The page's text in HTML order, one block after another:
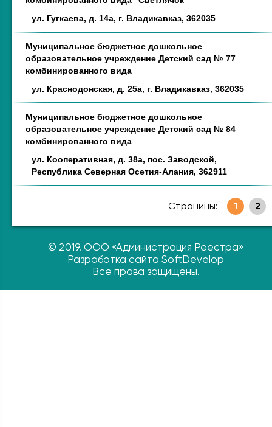
ул. Гугкаева, д. 14а, г. Владикавказ, 362035
Муниципальное бюджетное дошкольное
образовательное учреждение Детский сад № 77
комбинированного вида
ул. Краснодонская, д. 25а, г. Владикавказ, 362035
Муниципальное бюджетное дошкольное
образовательное учреждение Детский сад № 84
комбинированного вида
ул. Кооперативная, д. 38а, пос. Заводской,
Республика Северная Осетия-Алания, 362911
Страницы: 1 2
© 2019. ООО «Администрация Реестра»
Разработка сайта SoftDevelop
Все права защищены.